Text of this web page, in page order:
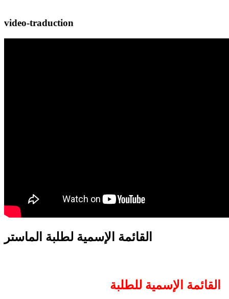
video-traduction
القائمة الإسمية لطلبة الماستر
القائمة الإسمية للطلبة